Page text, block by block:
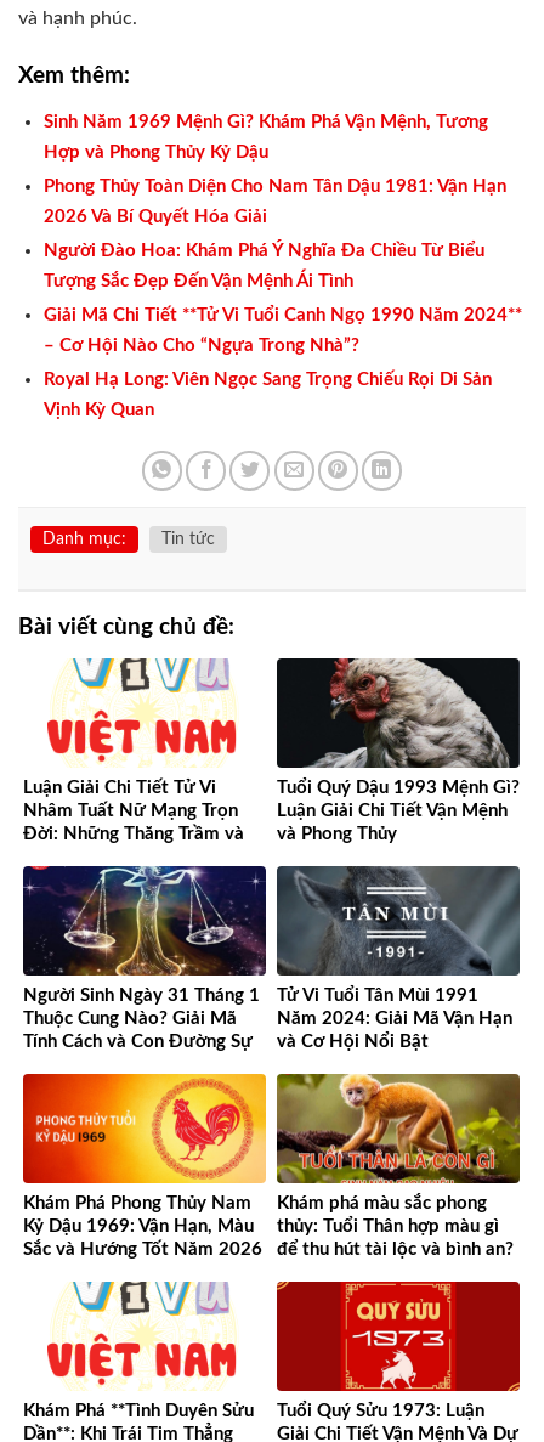
và hạnh phúc.
Xem thêm:
Sinh Năm 1969 Mệnh Gì? Khám Phá Vận Mệnh, Tương
Hợp và Phong Thủy Kỷ Dậu
Phong Thủy Toàn Diện Cho Nam Tân Dậu 1981: Vận Hạn
2026 Và Bí Quyết Hóa Giải
Người Đào Hoa: Khám Phá Ý Nghĩa Đa Chiều Từ Biểu
Tượng Sắc Đẹp Đến Vận Mệnh Ái Tình
Giải Mã Chi Tiết **Tử Vi Tuổi Canh Ngọ 1990 Năm 2024**
– Cơ Hội Nào Cho “Ngựa Trong Nhà”?
Royal Hạ Long: Viên Ngọc Sang Trọng Chiếu Rọi Di Sản
Vịnh Kỳ Quan
Danh mục: Tin tức
Bài viết cùng chủ đề:
Luận Giải Chi Tiết Tử Vi
Nhâm Tuất Nữ Mạng Trọn
Đời: Những Thăng Trầm và
Tuổi Quý Dậu 1993 Mệnh Gì?
Luận Giải Chi Tiết Vận Mệnh
và Phong Thủy
Người Sinh Ngày 31 Tháng 1
Thuộc Cung Nào? Giải Mã
Tính Cách và Con Đường Sự
Tử Vi Tuổi Tân Mùi 1991
Năm 2024: Giải Mã Vận Hạn
và Cơ Hội Nổi Bật
Khám Phá Phong Thủy Nam
Kỷ Dậu 1969: Vận Hạn, Màu
Sắc và Hướng Tốt Năm 2026
Khám phá màu sắc phong
thủy: Tuổi Thân hợp màu gì
để thu hút tài lộc và bình an?
Khám Phá **Tình Duyên Sửu
Dần**: Khi Trái Tim Thẳng
Tuổi Quý Sửu 1973: Luận
Giải Chi Tiết Vận Mệnh Và Dự